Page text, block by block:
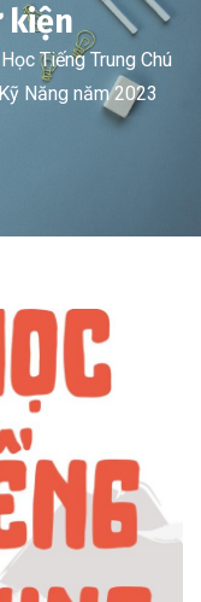
kiện
Học Tiếng Trung Chú
Năng năm 2023